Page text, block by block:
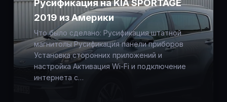
Русификация на KIA SPORTAGE
2019 из Америки
Что было сделано: Русификация штатной
магнитолы Русификация панели приборов
Установка сторонних приложений и
настройка Активация Wi-Fi и подключение
интернета с…